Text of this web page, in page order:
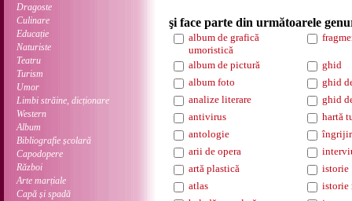
Dragoste
Culinare
Educație
Naturiste
Teatru
Turism
Umor
Limbi străine, dicționare
Western
Album
Bibliografie școlară
Capodopere
Război
Arte marțiale
Capă și spadă
şi face parte din următoarele
album de grafică
umoristică
album de pictură
ghid
album foto
ghid
analize literare
ghid
antivirus
hartă
antologie
arii de opera
artă plastică
istorie
atlas
istorie